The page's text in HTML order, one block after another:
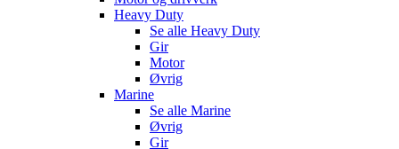
Heavy Duty
Se alle Heavy Duty
Gir
Motor
Øvrig
Marine
Se alle Marine
Øvrig
Gir